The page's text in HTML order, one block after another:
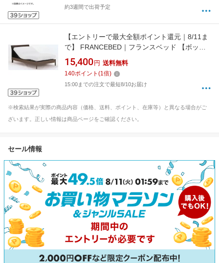
約3週間で出荷予定
【エントリーで最大全額ポイント還元｜8/11ま
で】 FRANCEBED｜フランスベッド 【ボック
スシーツ】リクライニング対応のびのびぴった
シーツ セミシングルサイズ(85×195cm/ホワイ
ト) フランスベッド
15,400 円 送料無料
140ポイント (1倍)
15:00までの注文で最短8/10お届け
※検索結果が実際の商品内容（価格、送料、ポイント、在庫等）と異なる場合がご
ざいます。正しい情報は商品ページをご確認ください。
セール情報